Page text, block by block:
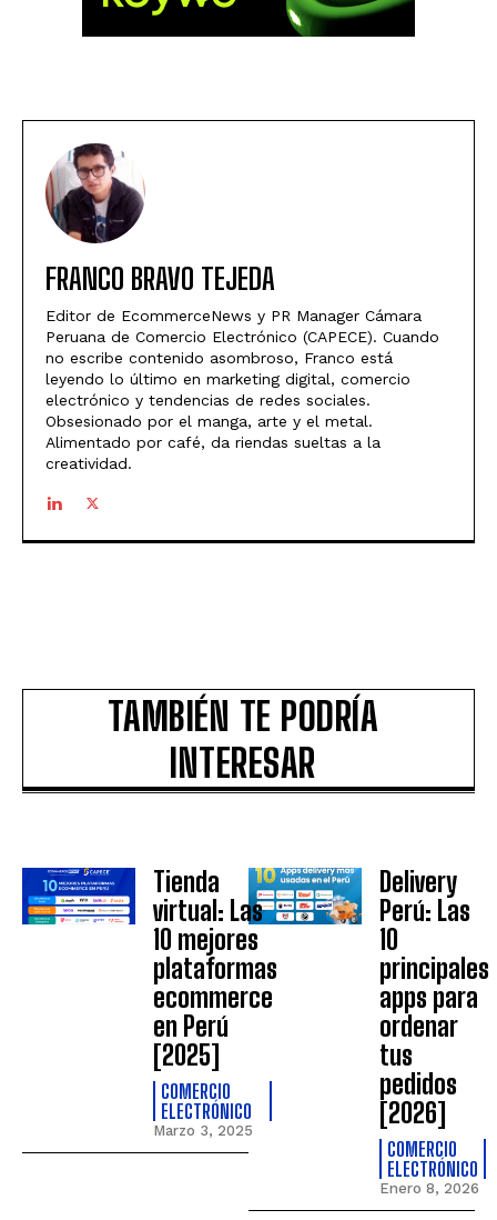
FRANCO BRAVO TEJEDA
Editor de EcommerceNews y PR Manager Cámara
Peruana de Comercio Electrónico (CAPECE). Cuando
no escribe contenido asombroso, Franco está
leyendo lo último en marketing digital, comercio
electrónico y tendencias de redes sociales.
Obsesionado por el manga, arte y el metal.
Alimentado por café, da riendas sueltas a la
creatividad.
TAMBIÉN TE PODRÍA
INTERESAR
Tienda
virtual: Las
10 mejores
plataformas
ecommerce
en Perú
[2025]
COMERCIO
ELECTRÓNICO
Marzo 3, 2025
Delivery
Perú: Las
10
principales
apps para
ordenar
tus
pedidos
[2026]
COMERCIO
ELECTRÓNICO
Enero 8, 2026